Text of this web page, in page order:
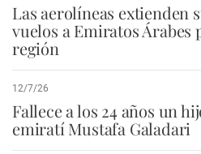
Las aerolíneas extienden
vuelos a Emiratos Árabes
región
12/7/26
Fallece a los 24 años un
emiratí Mustafa Galadari